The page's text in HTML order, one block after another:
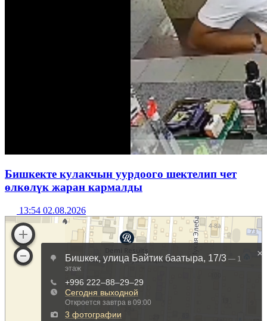
Бишкекте кулакчын уурдоого шектелип чет
өлкөлүк жаран кармалды
13:54 02.08.2026